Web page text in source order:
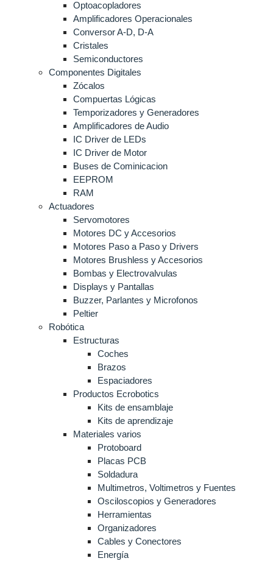
Optoacopladores
Amplificadores Operacionales
Conversor A-D, D-A
Cristales
Semiconductores
Componentes Digitales
Zócalos
Compuertas Lógicas
Temporizadores y Generadores
Amplificadores de Audio
IC Driver de LEDs
IC Driver de Motor
Buses de Cominicacion
EEPROM
RAM
Actuadores
Servomotores
Motores DC y Accesorios
Motores Paso a Paso y Drivers
Motores Brushless y Accesorios
Bombas y Electrovalvulas
Displays y Pantallas
Buzzer, Parlantes y Microfonos
Peltier
Robótica
Estructuras
Coches
Brazos
Espaciadores
Productos Ecrobotics
Kits de ensamblaje
Kits de aprendizaje
Materiales varios
Protoboard
Placas PCB
Soldadura
Multimetros, Voltimetros y Fuentes
Osciloscopios y Generadores
Herramientas
Organizadores
Cables y Conectores
Energía